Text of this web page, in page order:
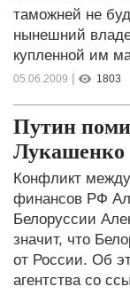
таможней не
нынешний
купленной им
05.06.2009 | 1803
Путин
Лукашенко
Конфликт
финансов РФ
Белоруссии
значит, что
от России. Об
агентства со